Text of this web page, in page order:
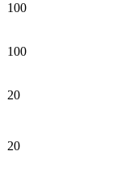
100
100
20
20